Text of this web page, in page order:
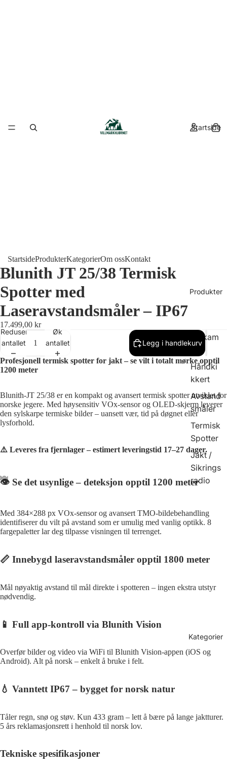
Startside
Produkter
Viltkam
Håndki
kkert
Avstand
småler
Termisk
Spotter
Jakt /
Sikrings
radio
Kategorier
StartsideProdukterKategorierOm ossKontakt
Blunith JT 25/38 Termisk
Spotter med
Laseravstandsmåler – IP67
17.499,00 kr
Reduser
antallet
Øk
antallet
Legg i handlekurv
Profesjonell termisk spotter for jakt – se vilt i totalt mørke opptil
1200 meter
Blunith-JT 25/38 er en kompakt og avansert termisk spotter utviklet for
norske jegere. Med høysensitiv VOx-sensor og OLED-skjerm leverer
den sylskarpe termiske bilder – uansett vær, tid på døgnet eller
lysforhold.
⚠️ Leveres fra fjernlager – estimert leveringstid 17–27 dager.
👁️ Se det usynlige – deteksjon opptil 1200 meter
Med 384×288 px VOx-sensor og avansert TMO-bildebehandling
identifiserer du vilt på avstand som er umulig med vanlig optikk. 8
fargepaletter lar deg tilpasse visningen til terrenget.
📏 Innebygd laseravstandsmåler opptil 1800 meter
Mål nøyaktig avstand til mål direkte i spotteren – ingen ekstra utstyr
nødvendig.
📱 Full app-kontroll via Blunith Vision
Overfør bilder og video via WiFi til Blunith Vision-appen (iOS og
Android). Alt på norsk – enkelt å bruke i felt.
💧 Vanntett IP67 – bygget for norsk natur
Tåler regn, snø og støv. Kun 433 gram – lett å bære på lange jaktturer.
5 års reklamasjonsrett i henhold til norsk lov.
Tekniske spesifikasjoner